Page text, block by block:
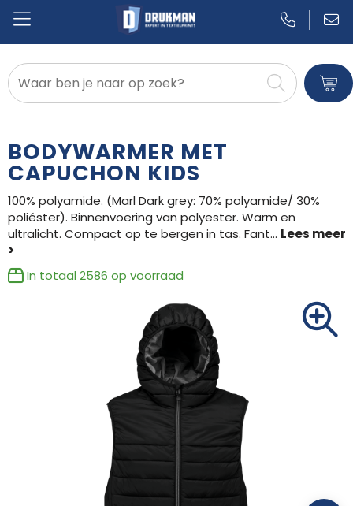
Badtextiel en Douche
Bodywarmers
Broeken en Rokken
Caps, Hoeden en Mutsen
Dekens, Fleecedekens en Kussens
Handschoenen en Sjaals
Kledingaccessoires
Ondergoed, Sokken en Nachtkleding
Overhemden
BODYWARMER MET
CAPUCHON KIDS
100% polyamide. (Marl Dark grey: 70% polyamide/ 30%
poliéster). Binnenvoering van polyester. Warm en
ultralicht. Compact op te bergen in tas. Fant...
In totaal 2586 op voorraad